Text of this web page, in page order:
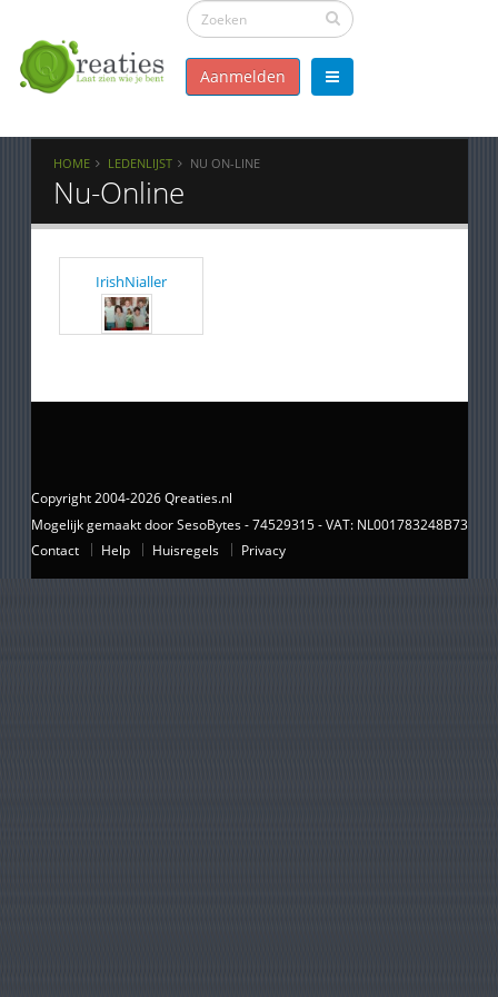
Aanmelden
HOME LEDENLIJST NU ON-LINE
Nu-Online
IrishNialler
Copyright 2004-2026 Qreaties.nl
Mogelijk gemaakt door SesoBytes - 74529315 - VAT: NL001783248B73
Contact
Help Huisregels Privacy